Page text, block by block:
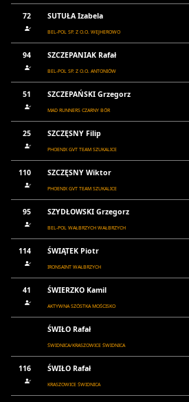
72 SUTUŁA Izabela
BEL-POL SP. Z O.O. WEJHEROWO
94 SZCZEPANIAK Rafał
BEL-POL SP. Z O.O. ANTONIÓW
51 SZCZEPAŃSKI Grzegorz
MAD RUNNERS CZARNY BÓR
25 SZCZĘSNY Filip
PHOENIX GVT TEAM SZUKALICE
110 SZCZĘSNY Wiktor
PHOENIX GVT TEAM SZUKALICE
95 SZYDŁOWSKI Grzegorz
BEL-POL WAŁBRZYCH WAŁBRZYCH
114 ŚWIĄTEK Piotr
IRONSAINT WAŁBRZYCH
41 ŚWIERZKO Kamil
AKTYWNA SZÓSTKA MOŚCISKO
ŚWIŁO Rafał
ŚWIDNICA/KRASZOWICE ŚWIDNICA
116 ŚWIŁO Rafał
KRASZOWICE ŚWIDNICA